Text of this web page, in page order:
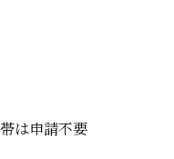
は申請不要